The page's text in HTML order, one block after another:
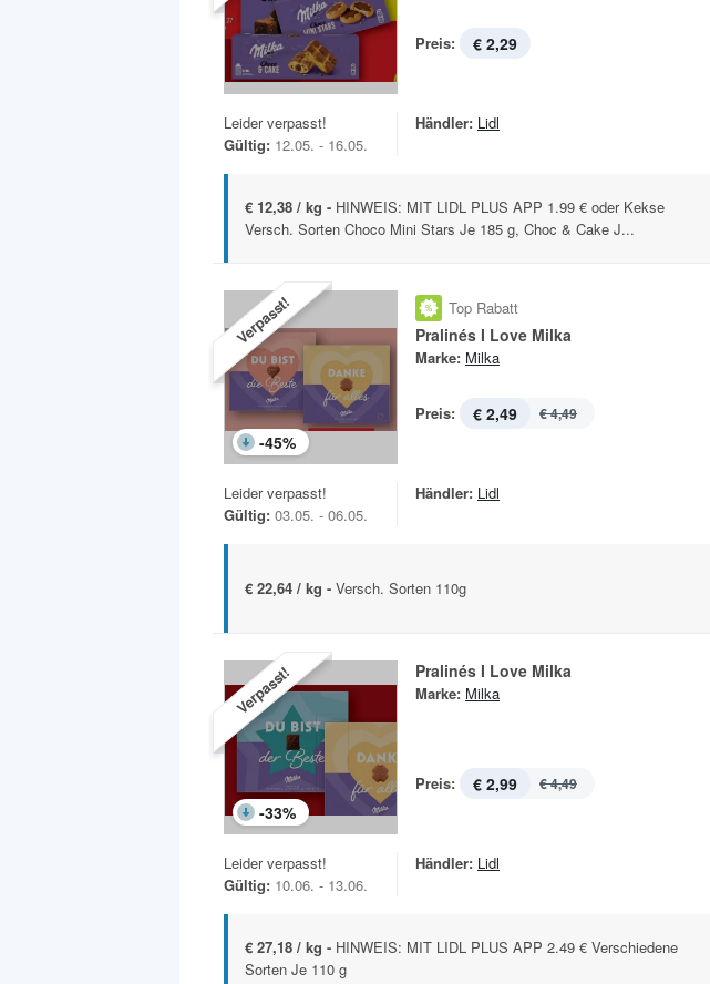
Preis: € 2,29
Leider verpasst!
Gültig: 12.05. - 16.05.
Händler: Lidl
€ 12,38 / kg - HINWEIS: MIT LIDL PLUS APP 1.99 € oder Kekse
Versch. Sorten Choco Mini Stars Je 185 g, Choc & Cake J...
Verpasst!
-45%
Top Rabatt
Pralinés I Love Milka
Marke: Milka
Preis: € 2,49 € 4,49
Leider verpasst!
Gültig: 03.05. - 06.05.
Händler: Lidl
€ 22,64 / kg - Versch. Sorten 110g
Verpasst!
-33%
Pralinés I Love Milka
Marke: Milka
Preis: € 2,99 € 4,49
Leider verpasst!
Gültig: 10.06. - 13.06.
Händler: Lidl
€ 27,18 / kg - HINWEIS: MIT LIDL PLUS APP 2.49 € Verschiedene
Sorten Je 110 g